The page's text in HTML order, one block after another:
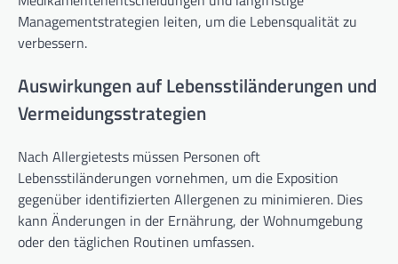
Managementstrategien leiten, um die Lebensqualität zu
verbessern.
Auswirkungen auf Lebensstiländerungen und
Vermeidungsstrategien
Nach Allergietests müssen Personen oft
Lebensstiländerungen vornehmen, um die Exposition
gegenüber identifizierten Allergenen zu minimieren. Dies
kann Änderungen in der Ernährung, der Wohnumgebung
oder den täglichen Routinen umfassen.